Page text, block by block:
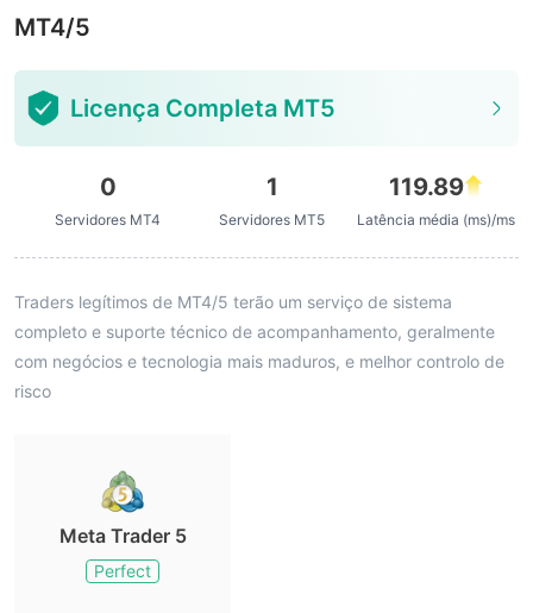
MT4/5
Licença Completa MT5
0
Servidores MT4
1
Servidores MT5
119.89
Latência média (ms)/ms
Traders legítimos de MT4/5 terão um serviço de sistema
completo e suporte técnico de acompanhamento, geralmente
com negócios e tecnologia mais maduros, e melhor controlo de
risco
Meta Trader 5
Perfect